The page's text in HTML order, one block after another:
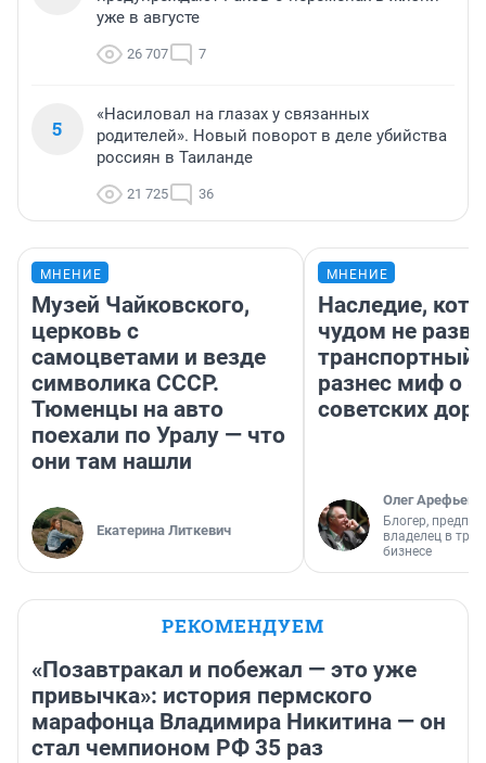
уже в августе
26 707 7
5
«Насиловал на глазах у связанных
родителей». Новый поворот в деле убийства
россиян в Таиланде
21 725 36
МНЕНИЕ
Музей Чайковского,
церковь с
самоцветами и везде
символика СССР.
Тюменцы на авто
поехали по Уралу — что
они там нашли
Екатерина Литкевич
МНЕНИЕ
Наследие,
чудом не
транспортный
разнес миф о
советских
Олег Арефьев
Блогер,
владелец в
бизнесе
РЕКОМЕНДУЕМ
«Позавтракал и побежал — это уже
привычка»: история пермского
марафонца Владимира Никитина — он
стал чемпионом РФ 35 раз